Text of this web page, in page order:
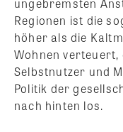
ungebremsten
Regionen ist die
höher als die
Wohnen
Selbstnutzer und
Politik der
nach hinten los.